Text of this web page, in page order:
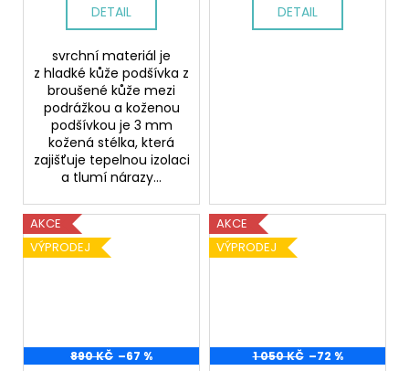
DETAIL
svrchní materiál je
z hladké kůže podšívka z
broušené kůže mezi
podrážkou a koženou
podšívkou je 3 mm
kožená stélka, která
zajišťuje tepelnou izolaci
a tlumí nárazy...
DETAIL
AKCE
VÝPRODEJ
890 KČ –67 %
AKCE
VÝPRODEJ
1 050 KČ –72 %